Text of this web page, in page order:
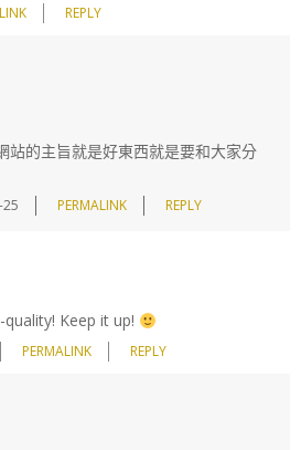
REPLY
站的主旨就是好東西就是要和大家分
25 PERMALINK REPLY
Keep it up!
PERMALINK REPLY